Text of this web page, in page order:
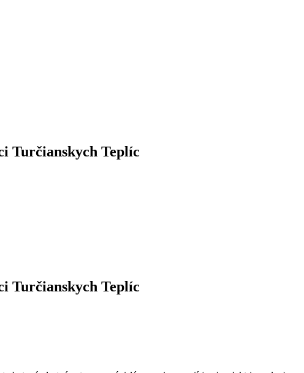
Turčianskych Teplíc
Turčianskych Teplíc